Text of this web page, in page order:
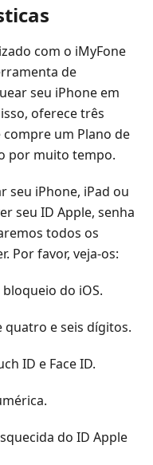
com o iMyFone
de
seu iPhone em
oferece três
um Plano de
por muito tempo.
seu iPhone, iPad ou
seu ID Apple, senha
todos os
Por favor, veja-os:
do iOS.
quatro e seis dígitos.
ID e Face ID.
do ID Apple